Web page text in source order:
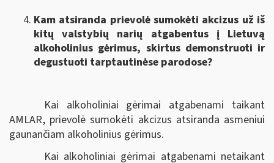
Kam atsiranda prievolė sumokėti akcizus už iš
kitų valstybių narių atgabentus į Lietuvą
alkoholinius gėrimus, skirtus demonstruoti ir
degustuoti tarptautinėse parodose?
Kai alkoholiniai gėrimai atgabenami taikant
AMLAR, prievolė sumokėti akcizus atsiranda asmeniui
gaunančiam alkoholinius gėrimus.
Kai alkoholiniai gėrimai atgabenami netaikant